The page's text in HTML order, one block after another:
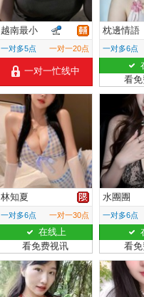
越南最小
一对多5点 一对一20点
一对一忙线中
枕邊情語
一对多6点
看
林知夏
一对多6点 一对一30点
在线上
看免费视讯
水團團
一对多6点
看